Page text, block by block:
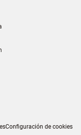
Configuración de cookies